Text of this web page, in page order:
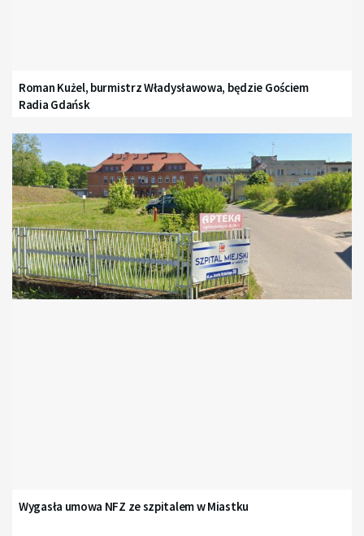
Roman Kużel, burmistrz Władysławowa, będzie Gościem
Radia Gdańsk
Wygasła umowa NFZ ze szpitalem w Miastku